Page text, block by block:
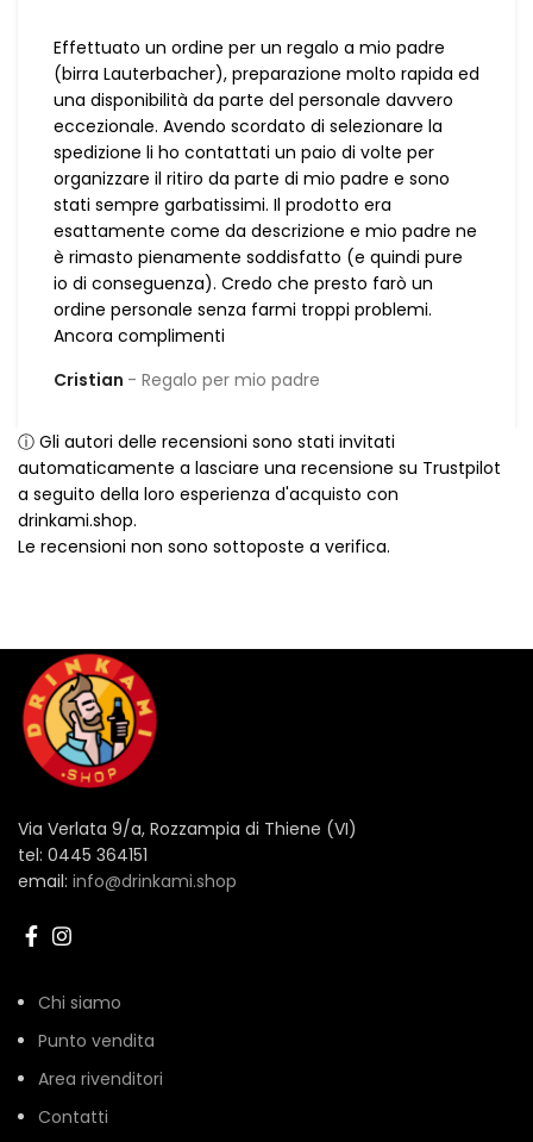
Effettuato un ordine per un regalo a mio padre
(birra Lauterbacher), preparazione molto rapida ed
una disponibilità da parte del personale davvero
eccezionale. Avendo scordato di selezionare la
spedizione li ho contattati un paio di volte per
organizzare il ritiro da parte di mio padre e sono
stati sempre garbatissimi. Il prodotto era
esattamente come da descrizione e mio padre ne
è rimasto pienamente soddisfatto (e quindi pure
io di conseguenza). Credo che presto farò un
ordine personale senza farmi troppi problemi.
Ancora complimenti
Cristian
Regalo per mio padre
ⓘ Gli autori delle recensioni sono stati invitati
automaticamente a lasciare una recensione su Trustpilot
a seguito della loro esperienza d'acquisto con
drinkami.shop.
Le recensioni non sono sottoposte a verifica.
Via Verlata 9/a, Rozzampia di Thiene (VI)
tel: 0445 364151
email: info@drinkami.shop
Chi siamo
Punto vendita
Area rivenditori
Contatti